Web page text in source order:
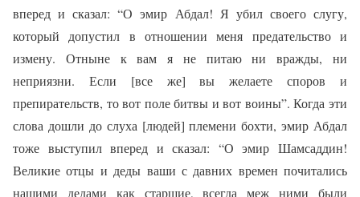
вперед и сказал: “О эмир Абдал! Я убил своего слугу,
который допустил в отношении меня предательство и
измену. Отныне к вам я не питаю ни вражды, ни
неприязни. Если [все же] вы желаете споров и
препирательств, то вот поле битвы и вот воины”. Когда эти
слова дошли до слуха [людей] племени бохти, эмир Абдал
тоже выступил вперед и сказал: “О эмир Шамсаддин!
Великие отцы и деды ваши с давних времен почитались
нашими дедами как старшие, всегда меж ними были